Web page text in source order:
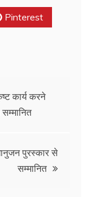
Pinterest
कार्य करने
पुरस्कार से
सम्मानित